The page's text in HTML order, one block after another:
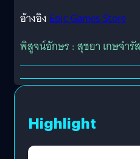
อ้างอิงEpic Games Store
พิสูจน์อักษร : สุชยา เกษจำรัส
Highlight